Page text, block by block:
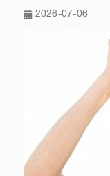
2026-07-06